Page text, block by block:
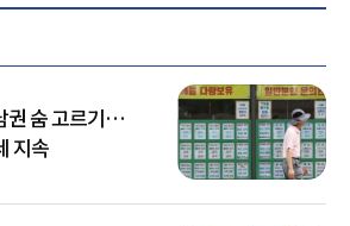
권 숨 고르기…
지속